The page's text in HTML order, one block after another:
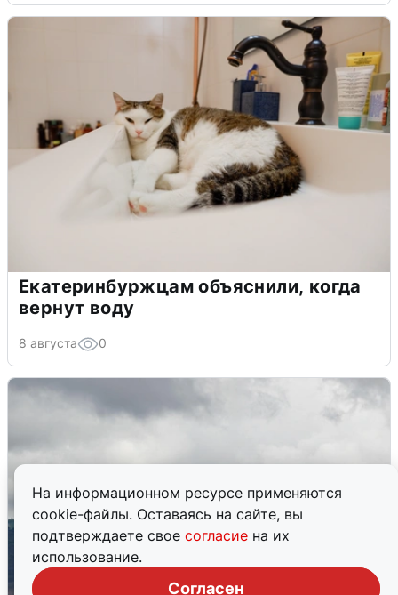
На информационном ресурсе применяются
cookie-файлы. Оставаясь на сайте, вы
подтверждаете свое согласие на их
использование.
Согласен
Екатеринбуржцам объяснили, когда
вернут воду
8 августа 0